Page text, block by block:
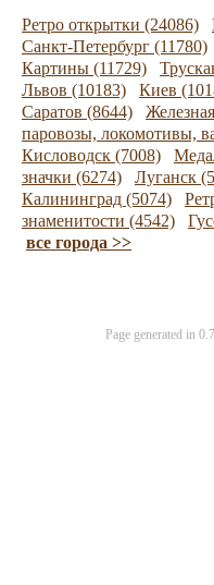
Ретро открытки (24086)
Санкт-Петербург (11780)
Картины (11729)
Львов (10183)
Киев
Саратов (8644)
паровозы, локомотивы,
Кисловодск (7008)
значки (6274)
Луганск
Калининград (5074)
знаменитости (4542)
все города >>
Page generated in